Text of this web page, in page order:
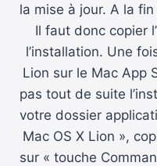
la mise à jour. A la
Il faut donc copier
l’installation. Une
Lion sur le Mac App
pas tout de suite
votre dossier
Mac OS X Lion »,
sur « touche